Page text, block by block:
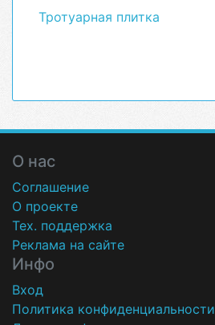
Тротуарная плитка
О нас
Соглашение
О проекте
Тех. поддержка
Реклама на сайте
Инфо
Вход
Политика конфиденциальности